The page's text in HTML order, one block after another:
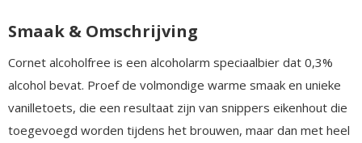
Smaak & Omschrijving
Cornet alcoholfree is een alcoholarm speciaalbier dat 0,3%
alcohol bevat. Proef de volmondige warme smaak en unieke
vanilletoets, die een resultaat zijn van snippers eikenhout die
toegevoegd worden tijdens het brouwen, maar dan met heel